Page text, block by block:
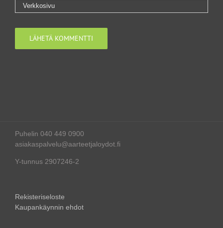
Puhelin 040 449 0900
asiakaspalvelu@aarteetjaloydot.fi
Y-tunnus 2907246-2
Rekisteriseloste
Kaupankäynnin ehdot